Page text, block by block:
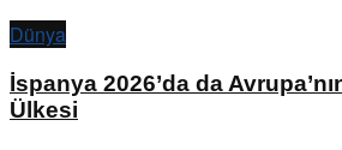
Dünya
İspanya 2026’da da
Ülkesi